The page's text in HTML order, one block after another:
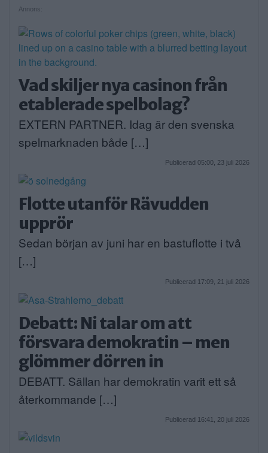
Annons:
Vad skiljer nya casinon från
etablerade spelbolag?
EXTERN PARTNER. Idag är den svenska
spelmarknaden både […]
Publicerad 05:00, 23 juli 2026
Flotte utanför Rävudden
upprör
Sedan början av juni har en bastuflotte i två
[…]
Publicerad 17:09, 21 juli 2026
Debatt: Ni talar om att
försvara demokratin – men
glömmer dörren in
DEBATT. Sällan har demokratin varit ett så
återkommande […]
Publicerad 16:41, 20 juli 2026